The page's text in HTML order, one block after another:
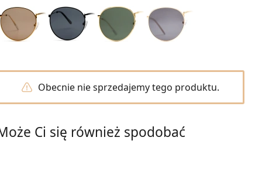
Obecnie nie sprzedajemy tego produktu.
Ci się również spodobać